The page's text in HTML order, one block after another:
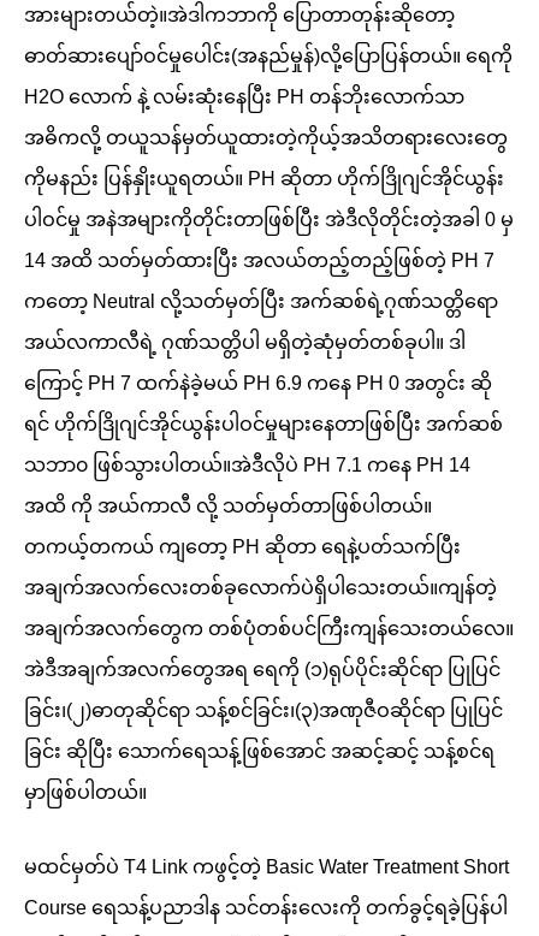
အားများတယ်တဲ့။အဲဒါကဘာကို ပြောတာတုန်းဆိုတော့
ဓာတ်ဆားပျော်ဝင်မှုပေါင်း(အနည်မှုန်)လို့ပြောပြန်တယ်။ ရေကို
H2O လောက် နဲ့ လမ်းဆုံးနေပြီး PH တန်ဘိုးလောက်သာ
အဓိကလို့ တယူသန်မှတ်ယူထားတဲ့ကိုယ့်အသိတရားလေးတွေ
ကိုမနည်း ပြန်နှိုးယူရတယ်။ PH ဆိုတာ ဟိုက်ဒြိုဂျင်အိုင်ယွန်း
ပါဝင်မှု အနဲအများကိုတိုင်းတာဖြစ်ပြီး အဲဒီလိုတိုင်းတဲ့အခါ 0 မှ
14 အထိ သတ်မှတ်ထားပြီး အလယ်တည့်တည့်ဖြစ်တဲ့ PH 7
ကတော့ Neutral လို့သတ်မှတ်ပြီး အက်ဆစ်ရဲ့ဂုဏ်သတ္တိရော
အယ်လကာလီရဲ့ ဂုဏ်သတ္တိပါ မရှိတဲ့ဆုံမှတ်တစ်ခုပါ။ ဒါ
ကြောင့် PH 7 ထက်နဲခဲ့မယ် PH 6.9 ကနေ PH 0 အတွင်း ဆို
ရင် ဟိုက်ဒြိုဂျင်အိုင်ယွန်းပါဝင်မှုများနေတာဖြစ်ပြီး အက်ဆစ်
သဘာ၀ ဖြစ်သွားပါတယ်။အဲဒီလိုပဲ PH 7.1 ကနေ PH 14
အထိ ကို အယ်ကာလီ လို့ သတ်မှတ်တာဖြစ်ပါတယ်။
တကယ့်တကယ် ကျတော့ PH ဆိုတာ ရေနဲ့ပတ်သက်ပြီး
အချက်အလက်လေးတစ်ခုလောက်ပဲရှိပါသေးတယ်။ကျန်တဲ့
အချက်အလက်တွေက တစ်ပုံတစ်ပင်ကြီးကျန်သေးတယ်လေ။
အဲဒီအချက်အလက်တွေအရ ရေကို (၁)ရုပ်ပိုင်းဆိုင်ရာ ပြုပြင်
ခြင်း၊(၂)ဓာတုဆိုင်ရာ သန့်စင်ခြင်း၊(၃)အဏုဇီဝဆိုင်ရာ ပြုပြင်
ခြင်း ဆိုပြီး သောက်ရေသန့်ဖြစ်အောင် အဆင့်ဆင့် သန့်စင်ရ
မှာဖြစ်ပါတယ်။
မထင်မှတ်ပဲ T4 Link ကဖွင့်တဲ့ Basic Water Treatment Short
Course ရေသန့်ပညာဒါန သင်တန်းလေးကို တက်ခွင့်ရခဲ့ပြန်ပါ